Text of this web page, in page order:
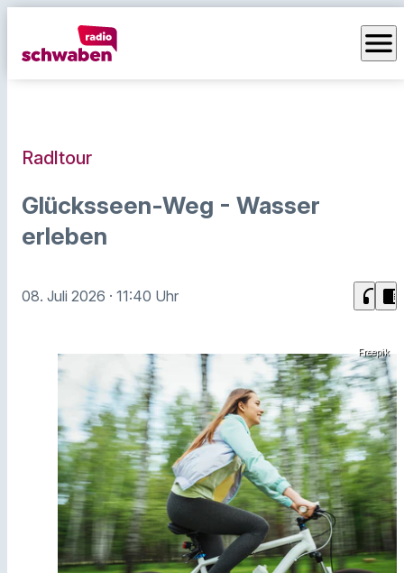
menu
Radltour
Glücksseen-Weg - Wasser
erleben
08. Juli 2026 · 11:40 Uhr headphones chrome_reader_mode
Freepik